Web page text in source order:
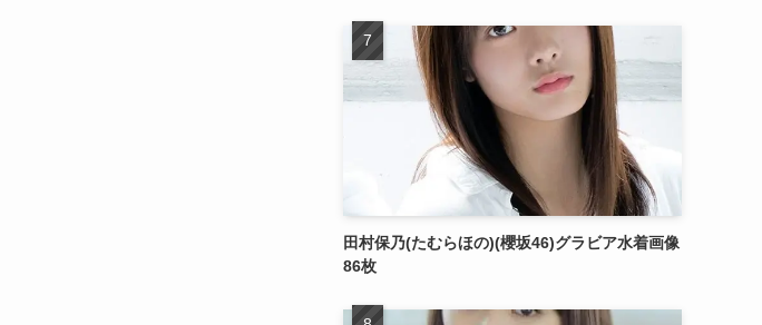
田村保乃(たむらほの)(櫻坂46)グラビア水着画像
86枚